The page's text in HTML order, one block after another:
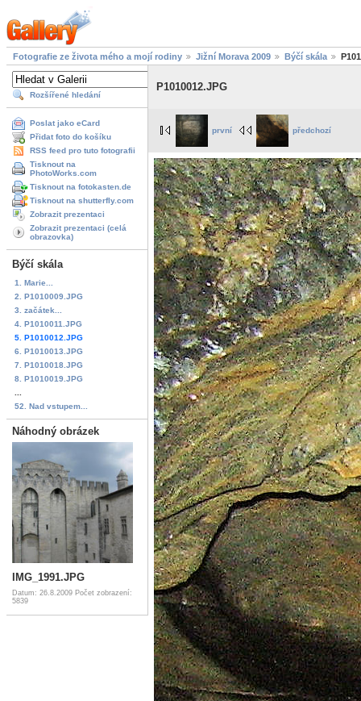
Fotografie ze života mého a mojí rodiny Jižní Morava 2009 Býčí skála
Rozšířené hledání
Poslat jako eCard
Přidat foto do košíku
RSS feed pro tuto fotografii
Tisknout na
PhotoWorks.com
Tisknout na fotokasten.de
Tisknout na shutterfly.com
Zobrazit prezentaci
Zobrazit prezentaci (celá
obrazovka)
Býčí skála
1. Marie...
2. P1010009.JPG
3. začátek...
4. P1010011.JPG
5. P1010012.JPG
6. P1010013.JPG
7. P1010018.JPG
8. P1010019.JPG
52. Nad vstupem...
Náhodný obrázek
IMG_1991.JPG
Datum: 26.8.2009 Počet zobrazení:
5839
P1010012.JPG
první předchozí